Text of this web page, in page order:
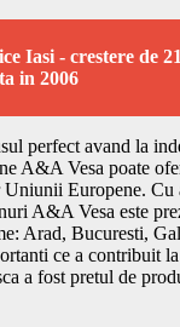
Iasi - crestere de 21
in 2006
perfect avand la
A&A Vesa poate
Uniunii Europene. Cu
A&A Vesa este
Arad, Bucuresti,
ce a contribuit la
a fost pretul de